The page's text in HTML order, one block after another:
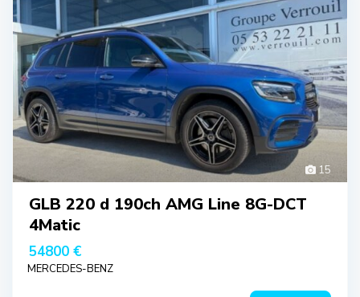
15
GLB 220 d 190ch AMG Line 8G-DCT
4Matic
54800 €
MERCEDES-BENZ